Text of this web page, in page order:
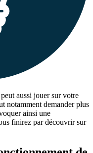
aussi jouer sur votre
notamment demander plus
ainsi une
finirez par découvrir sur